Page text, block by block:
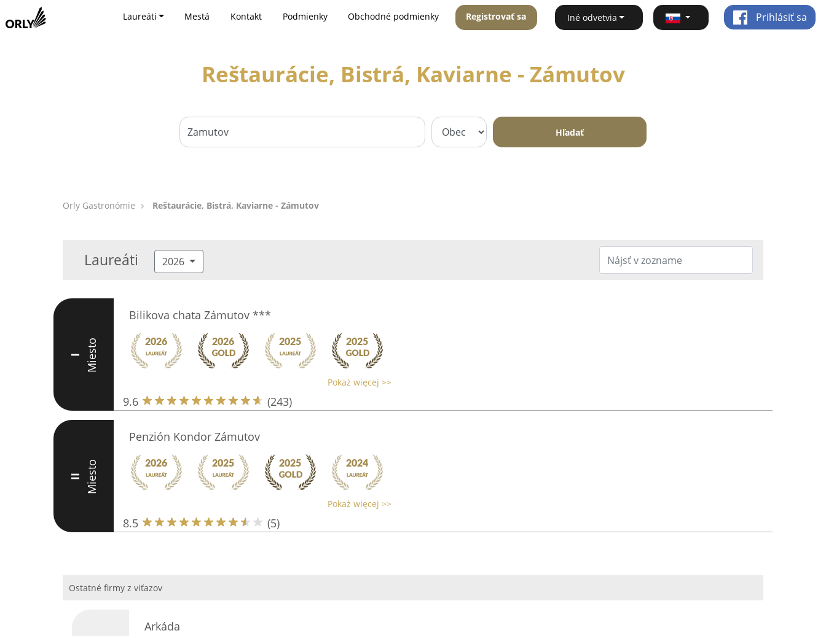
Laureáti Mestá Kontakt Podmienky Obchodné podmienky Registrovať sa Iné odvetvia Prihlásiť sa
Reštaurácie, Bistrá, Kaviarne - Zámutov
Hľadať
Orly Gastronómie Reštaurácie, Bistrá, Kaviarne - Zámutov
Laureáti 2026
I Miesto
Bilikova chata Zámutov ***
Pokaż więcej >>
9.6 (243)
II Miesto
Penzión Kondor Zámutov
Pokaż więcej >>
8.5 (5)
Ostatné firmy z viťazov
Arkáda